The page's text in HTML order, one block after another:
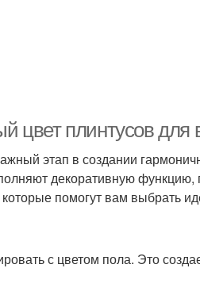
цвет плинтусов для
этап в создании
декоративную функцию,
помогут вам выбрать
с цветом пола. Это